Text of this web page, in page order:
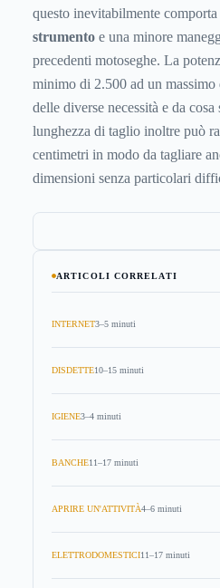
questo inevitabilmente comporta
strumento e una minore
precedenti motoseghe. La
minimo di 2.500 ad un massimo
delle diverse necessità e da
lunghezza di taglio inoltre può
centimetri in modo da tagliare
dimensioni senza particolari
ARTICOLI CORRELATI
INTERNET3–5 minuti
DISDETTE10–15 minuti
IGIENE3–4 minuti
BANCHE11–17 minuti
APRIRE UN'ATTIVITÀ4–6 minuti
ELETTRODOMESTICI11–17 minuti